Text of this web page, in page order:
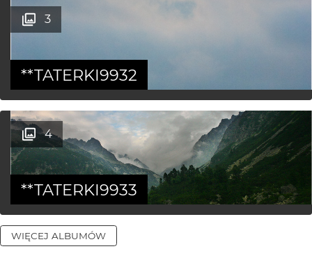
3
**TATERKI9932
4
**TATERKI9933
WIĘCEJ ALBUMÓW